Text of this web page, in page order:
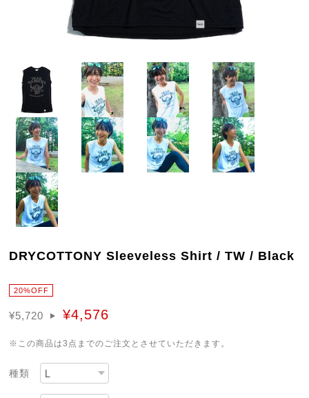
DRYCOTTONY Sleeveless Shirt / TW / Black
20%OFF
¥5,720 ¥4,576
※この商品は3点までのご注文とさせていただきます。
種類